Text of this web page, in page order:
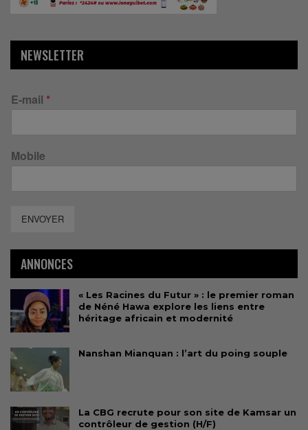
NEWSLETTER
E-mail *
Mobile
ENVOYER
ANNONCES
« Les Racines du Futur » : le premier roman
de Néné Hawa explore les liens entre
héritage africain et modernité
Nanshan Mianquan : l’art du poing souple
La CBG recrute pour son site de Kamsar un
contrôleur de gestion (H/F)